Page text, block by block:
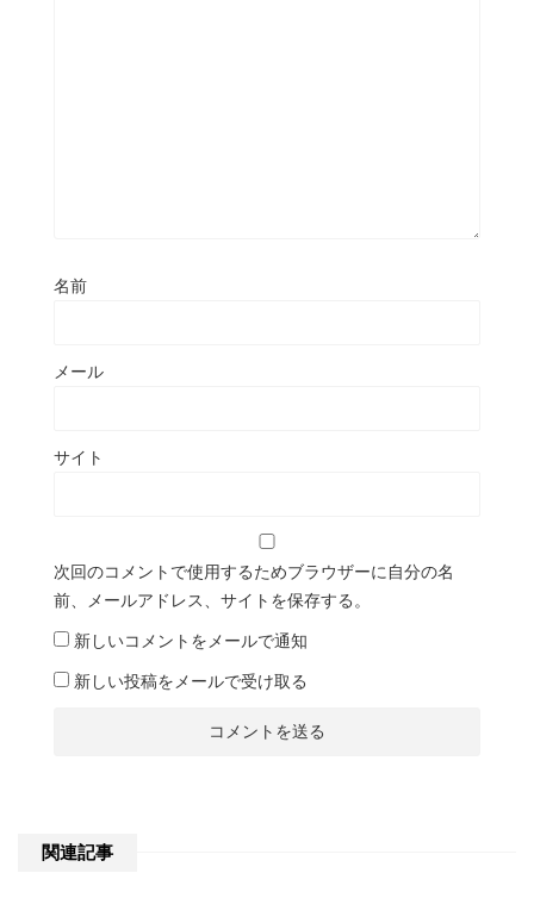
名前
メール
サイト
次回のコメントで使用するためブラウザーに自分の名
前、メールアドレス、サイトを保存する。
新しいコメントをメールで通知
新しい投稿をメールで受け取る
関連記事